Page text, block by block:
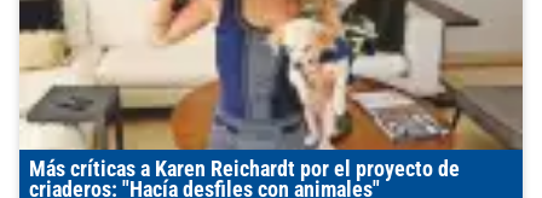
Más críticas a Karen Reichardt por el proyecto de
criaderos: "Hacía desfiles con animales"